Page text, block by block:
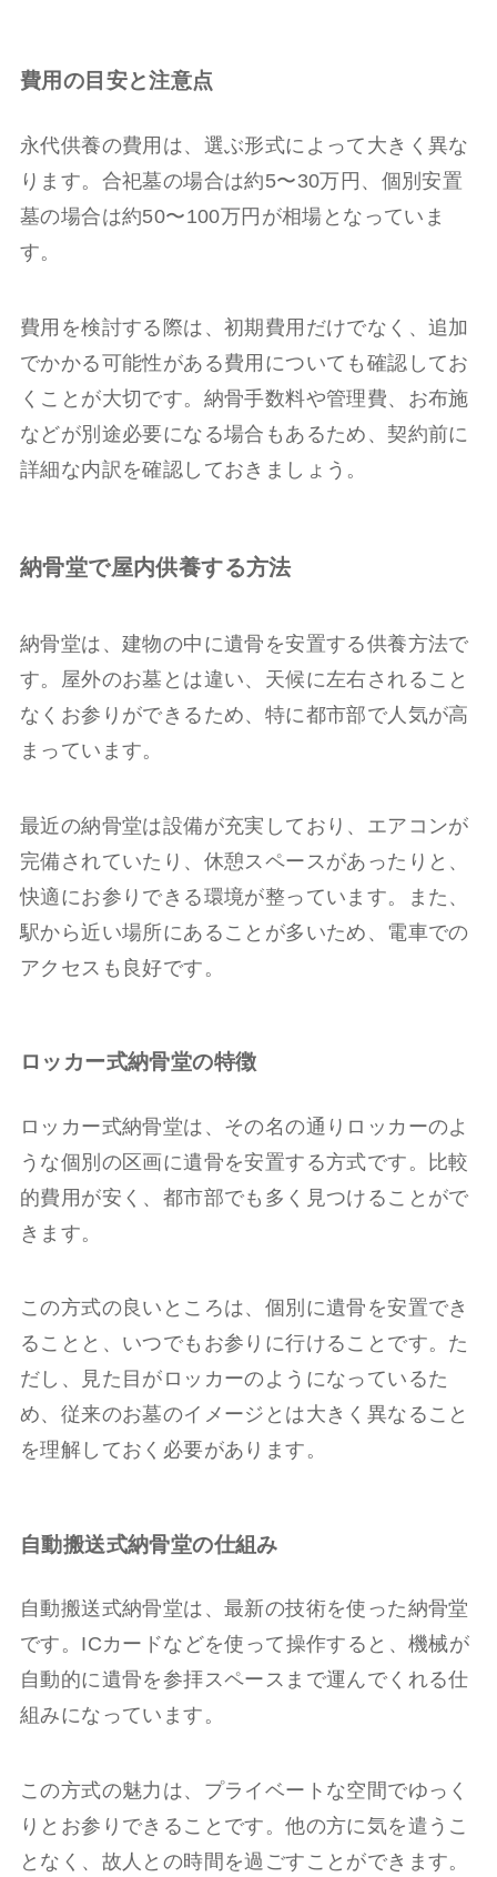
費用の目安と注意点
永代供養の費用は、選ぶ形式によって大きく異な
ります。合祀墓の場合は約5〜30万円、個別安置
墓の場合は約50〜100万円が相場となっていま
す。
費用を検討する際は、初期費用だけでなく、追加
でかかる可能性がある費用についても確認してお
くことが大切です。納骨手数料や管理費、お布施
などが別途必要になる場合もあるため、契約前に
詳細な内訳を確認しておきましょう。
納骨堂で屋内供養する方法
納骨堂は、建物の中に遺骨を安置する供養方法で
す。屋外のお墓とは違い、天候に左右されること
なくお参りができるため、特に都市部で人気が高
まっています。
最近の納骨堂は設備が充実しており、エアコンが
完備されていたり、休憩スペースがあったりと、
快適にお参りできる環境が整っています。また、
駅から近い場所にあることが多いため、電車での
アクセスも良好です。
ロッカー式納骨堂の特徴
ロッカー式納骨堂は、その名の通りロッカーのよ
うな個別の区画に遺骨を安置する方式です。比較
的費用が安く、都市部でも多く見つけることがで
きます。
この方式の良いところは、個別に遺骨を安置でき
ることと、いつでもお参りに行けることです。た
だし、見た目がロッカーのようになっているた
め、従来のお墓のイメージとは大きく異なること
を理解しておく必要があります。
自動搬送式納骨堂の仕組み
自動搬送式納骨堂は、最新の技術を使った納骨堂
です。ICカードなどを使って操作すると、機械が
自動的に遺骨を参拝スペースまで運んでくれる仕
組みになっています。
この方式の魅力は、プライベートな空間でゆっく
りとお参りできることです。他の方に気を遣うこ
となく、故人との時間を過ごすことができます。